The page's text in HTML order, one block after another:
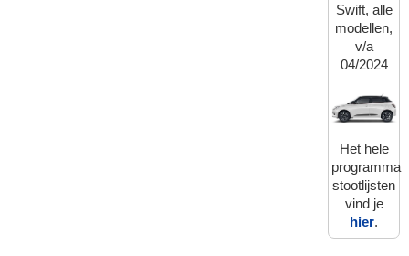
Swift, alle
modellen,
v/a
04/2024
Het hele
programma
stootlijsten
vind je
hier.